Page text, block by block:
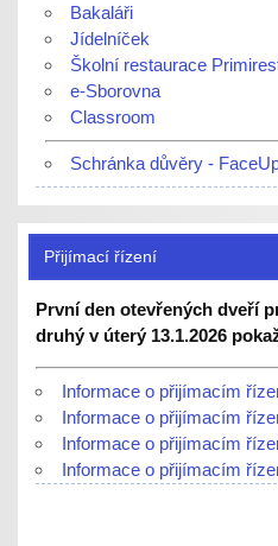
Bakaláři
Jídelníček
Školní restaurace
e-Sborovna
Classroom
Schránka důvěry -
Přijímací řízení
První den otevřených dveří
druhý v úterý 13.1.2026
Informace o přijímacím
Informace o přijímacím
Informace o přijímacím
Informace o přijímacím